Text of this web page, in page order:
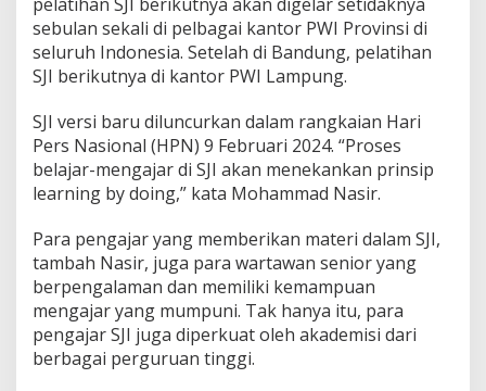
sebulan sekali di pelbagai kantor PWI Provinsi di
seluruh Indonesia. Setelah di Bandung, pelatihan
SJI berikutnya di kantor PWI Lampung.
SJI versi baru diluncurkan dalam rangkaian Hari
Pers Nasional (HPN) 9 Februari 2024. “Proses
belajar-mengajar di SJI akan menekankan prinsip
learning by doing,” kata Mohammad Nasir.
Para pengajar yang memberikan materi dalam SJI,
tambah Nasir, juga para wartawan senior yang
berpengalaman dan memiliki kemampuan
mengajar yang mumpuni. Tak hanya itu, para
pengajar SJI juga diperkuat oleh akademisi dari
berbagai perguruan tinggi.